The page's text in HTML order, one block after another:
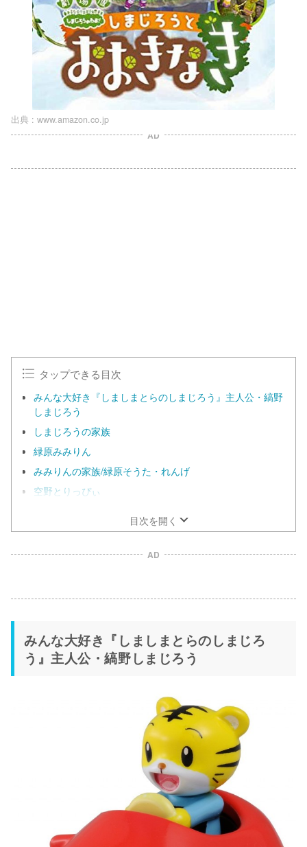
出典 : www.amazon.co.jp
AD
タップできる目次
みんな大好き『しましまとらのしまじろう』主人公・縞野
しまじろう
しまじろうの家族
緑原みみりん
みみりんの家族/緑原そうた・れんげ
空野とりっぴぃ
目次を開く
AD
みんな大好き『しましまとらのしまじろ
う』主人公・縞野しまじろう